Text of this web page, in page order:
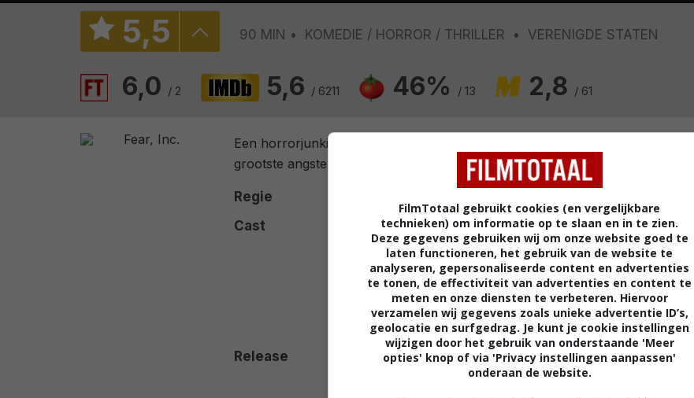
5,5 90 MIN KOMEDIE HORROR THRILLER VERENIGDE STATEN
6,0 / 2 5,6 / 6211 46% / 13 2,8 / 61
Een horrorjunkie en zijn vrienden tekenen voor een bedrijf dat de
grootste angsten van zijn klanten tot leven brengt.
Regie
Cast
Richard Riehle, Leslie Jordan ,Mark Moses ,
Patrick Renna,Chris Marquette,Abigail
Breslin,Marlon Young,David Ury,Ashlynn
Yennie ,Ronnie Gene Blevins,Eric Lange,
Caitlin Stasey ,Lucas Neff,Naomi Grossman,
Stephanie Drake.
Release
15.04.2016
FilmTotaal gebruikt cookies (en vergelijkbare
technieken) om informatie op te slaan en in te zien.
Deze gegevens gebruiken wij om onze website goed te
laten functioneren, het gebruik van de website te
analyseren, gepersonaliseerde content en advertenties
te tonen, de effectiviteit van advertenties en content te
meten en onze diensten te verbeteren. Hiervoor
verzamelen wij gegevens zoals unieke advertentie ID’s,
geolocatie en surfgedrag. Je kunt je cookie instellingen
wijzigen door het gebruik van onderstaande 'Meer
opties' knop of via 'Privacy instellingen aanpassen'
onderaan de website.